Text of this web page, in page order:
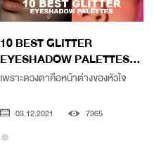
10 BEST GLITTER
EYESHADOW PALETTES...
เพราะดวงตาคือหน้าต่างของหัวใจ
03.12.2021 7365